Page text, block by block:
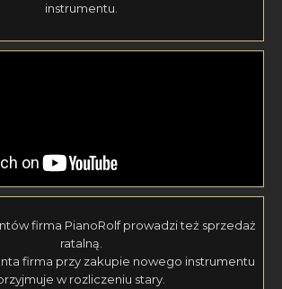
instrumentu.
firma PianoRolf prowadzi też sprzedaż
ratalną.
firma przy zakupie nowego instrumentu
w rozliczeniu stary.